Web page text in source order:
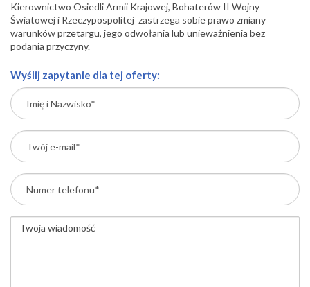
Kierownictwo Osiedli Armii Krajowej, Bohaterów II Wojny
Światowej i Rzeczypospolitej zastrzega sobie prawo zmiany
warunków przetargu, jego odwołania lub unieważnienia bez
podania przyczyny.
Wyślij zapytanie dla tej oferty: